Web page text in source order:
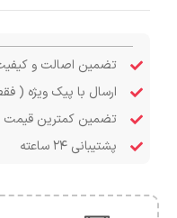
تضمین اصالت و
ارسال با پیک ویژه (
تضمین کمترین قیمت
پشتیبانی ۲۴ ساعته